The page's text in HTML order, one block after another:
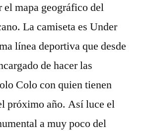
el mapa geográfico del
La camiseta es Under
línea deportiva que desde
de hacer las
Colo con quien tienen
próximo año. Así luce el
a muy poco del